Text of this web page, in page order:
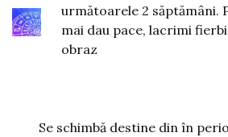
următoarele 2 săptămâni.
mai dau pace, lacrimi
obraz
Se schimbă destine din în